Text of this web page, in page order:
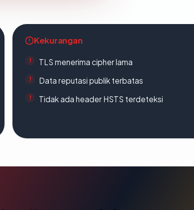
Kekurangan
TLS menerima cipher lama
Data reputasi publik terbatas
Tidak ada header HSTS terdeteksi